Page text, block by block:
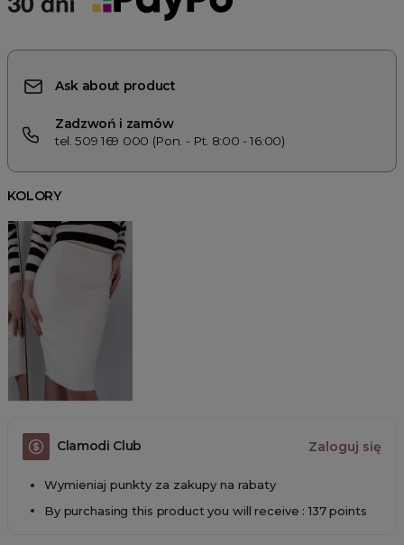
Ask about product
Zadzwoń i zamów
tel. 509 169 000 (Pon. - Pt. 8:00 - 16:00)
KOLORY
Clamodi Club Zaloguj się
Wymieniaj punkty za zakupy na rabaty
By purchasing this product you will receive : 137 points